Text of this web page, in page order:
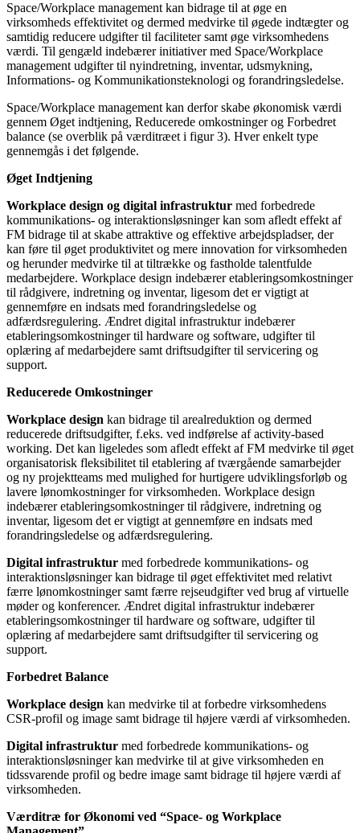
Space/Workplace management kan bidrage til at øge en
virksomheds effektivitet og dermed medvirke til øgede indtægter og
samtidig reducere udgifter til faciliteter samt øge virksomhedens
værdi. Til gengæld indebærer initiativer med Space/Workplace
management udgifter til nyindretning, inventar, udsmykning,
Informations- og Kommunikationsteknologi og forandringsledelse.
Space/Workplace management kan derfor skabe økonomisk værdi
gennem Øget indtjening, Reducerede omkostninger og Forbedret
balance (se overblik på værditræet i figur 3). Hver enkelt type
gennemgås i det følgende.
Øget Indtjening
Workplace design og digital infrastruktur med forbedrede
kommunikations- og interaktionsløsninger kan som afledt effekt af
FM bidrage til at skabe attraktive og effektive arbejdspladser, der
kan føre til øget produktivitet og mere innovation for virksomheden
og herunder medvirke til at tiltrække og fastholde talentfulde
medarbejdere. Workplace design indebærer etableringsomkostninger
til rådgivere, indretning og inventar, ligesom det er vigtigt at
gennemføre en indsats med forandringsledelse og
adfærdsregulering. Ændret digital infrastruktur indebærer
etableringsomkostninger til hardware og software, udgifter til
oplæring af medarbejdere samt driftsudgifter til servicering og
support.
Reducerede Omkostninger
Workplace design kan bidrage til arealreduktion og dermed
reducerede driftsudgifter, f.eks. ved indførelse af activity-based
working. Det kan ligeledes som afledt effekt af FM medvirke til øget
organisatorisk fleksibilitet til etablering af tværgående samarbejder
og ny projektteams med mulighed for hurtigere udviklingsforløb og
lavere lønomkostninger for virksomheden. Workplace design
indebærer etableringsomkostninger til rådgivere, indretning og
inventar, ligesom det er vigtigt at gennemføre en indsats med
forandringsledelse og adfærdsregulering.
Digital infrastruktur med forbedrede kommunikations- og
interaktionsløsninger kan bidrage til øget effektivitet med relativt
færre lønomkostninger samt færre rejseudgifter ved brug af virtuelle
møder og konferencer. Ændret digital infrastruktur indebærer
etableringsomkostninger til hardware og software, udgifter til
oplæring af medarbejdere samt driftsudgifter til servicering og
support.
Forbedret Balance
Workplace design kan medvirke til at forbedre virksomhedens
CSR-profil og image samt bidrage til højere værdi af virksomheden.
Digital infrastruktur med forbedrede kommunikations- og
interaktionsløsninger kan medvirke til at give virksomheden en
tidssvarende profil og bedre image samt bidrage til højere værdi af
virksomheden.
Værditræ for Økonomi ved “Space- og Workplace